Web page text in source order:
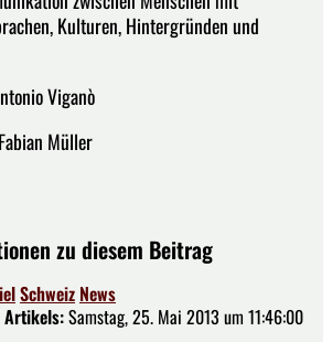
Kulturen, Hintergründen und
Viganò
Müller
zu diesem Beitrag
Schweiz News
Artikels:Samstag, 25. Mai 2013 um 11:46:00